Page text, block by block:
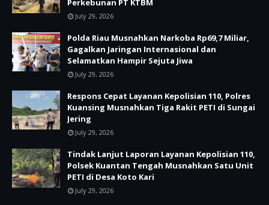
Perkebunan PT KTBM
July 29, 2026
Polda Riau Musnahkan Narkoba Rp69,7 Miliar,
Gagalkan Jaringan Internasional dan
Selamatkan Hampir Sejuta Jiwa
July 29, 2026
Respons Cepat Layanan Kepolisian 110, Polres
Kuansing Musnahkan Tiga Rakit PETI di Sungai
Jering
July 29, 2026
Tindak Lanjut Laporan Layanan Kepolisian 110,
Polsek Kuantan Tengah Musnahkan Satu Unit
PETI di Desa Koto Kari
July 29, 2026